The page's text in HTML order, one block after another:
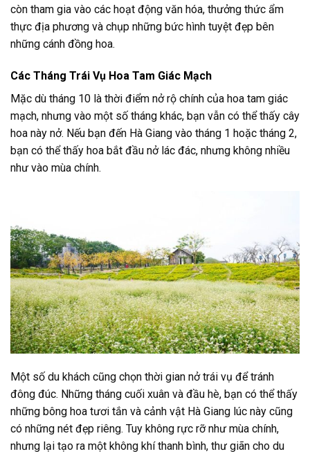
còn tham gia vào các hoạt động văn hóa, thưởng thức ẩm
thực địa phương và chụp những bức hình tuyệt đẹp bên
những cánh đồng hoa.
Các Tháng Trái Vụ Hoa Tam Giác Mạch
Mặc dù tháng 10 là thời điểm nở rộ chính của hoa tam giác
mạch, nhưng vào một số tháng khác, bạn vẫn có thể thấy cây
hoa này nở. Nếu bạn đến Hà Giang vào tháng 1 hoặc tháng 2,
bạn có thể thấy hoa bắt đầu nở lác đác, nhưng không nhiều
như vào mùa chính.
Một số du khách cũng chọn thời gian nở trái vụ để tránh
đông đúc. Những tháng cuối xuân và đầu hè, bạn có thể thấy
những bông hoa tươi tắn và cảnh vật Hà Giang lúc này cũng
có những nét đẹp riêng. Tuy không rực rỡ như mùa chính,
nhưng lại tạo ra một không khí thanh bình, thư giãn cho du